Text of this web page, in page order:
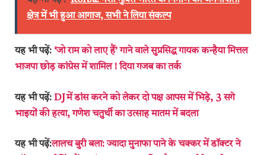
क्षेत्र में भी हुआ आगाज, सभी ने लिया संकल्प
यह भी पढ़ें: ‘जो राम को लाए हैं’ गाने वाले सुप्रसिद्ध गायक कन्हैया मित्तल
भाजपा छोड़ कांग्रेस में शामिल ! दिया गजब का तर्क
यह भी पढ़ें: DJ में डांस करने को लेकर दो पक्ष आपस में भिड़े, 3 सगे
भाइयों की हत्या, गणेश चतुर्थी का उत्साह मातम में बदला
यह भी पढ़ें:लालच बुरी बला: ज्यादा मुनाफा पाने के चक्कर में डॉक्टर ने